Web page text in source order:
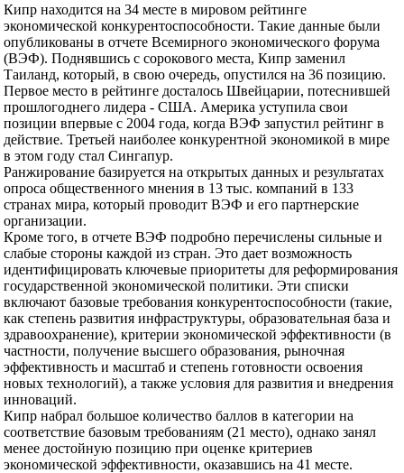
Кипр находится на 34 месте в мировом рейтинге
экономической конкурентоспособности. Такие данные были
опубликованы в отчете Всемирного экономического форума
(ВЭФ). Поднявшись с сорокового места, Кипр заменил
Таиланд, который, в свою очередь, опустился на 36 позицию.
Первое место в рейтинге досталось Швейцарии, потеснившей
прошлогоднего лидера - США. Америка уступила свои
позиции впервые с 2004 года, когда ВЭФ запустил рейтинг в
действие. Третьей наиболее конкурентной экономикой в мире
в этом году стал Сингапур.
Ранжирование базируется на открытых данных и результатах
опроса общественного мнения в 13 тыс. компаний в 133
странах мира, который проводит ВЭФ и его партнерские
организации.
Кроме того, в отчете ВЭФ подробно перечислены сильные и
слабые стороны каждой из стран. Это дает возможность
идентифицировать ключевые приоритеты для реформирования
государственной экономической политики. Эти списки
включают базовые требования конкурентоспособности (такие,
как степень развития инфраструктуры, образовательная база и
здравоохранение), критерии экономической эффективности (в
частности, получение высшего образования, рыночная
эффективность и масштаб и степень готовности освоения
новых технологий), а также условия для развития и внедрения
инноваций.
Кипр набрал большое количество баллов в категории на
соответствие базовым требованиям (21 место), однако занял
менее достойную позицию при оценке критериев
экономической эффективности, оказавшись на 41 месте.